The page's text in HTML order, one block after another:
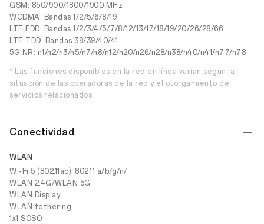
GSM: 850/900/1800/1900 MHz
WCDMA: Bandas 1/2/5/6/8/19
LTE FDD: Bandas 1/2/3/4/5/7/8/12/13/17/18/19/20/26/28/66
LTE TDD: Bandas 38/39/40/41
5G NR: n1/n2/n3/n5/n7/n8/n12/n20/n26/n28/n38/n40/n41/n77/n78
* Las funciones disponibles en la red en línea varían según la
situación de las operadoras de la red y el otorgamiento de
servicios relacionados.
Conectividad
WLAN
Wi-Fi 5 (802.11ac), 802.11 a/b/g/n/
WLAN 2.4G/WLAN 5G
WLAN Display
WLAN tethering
1x1 SOSO